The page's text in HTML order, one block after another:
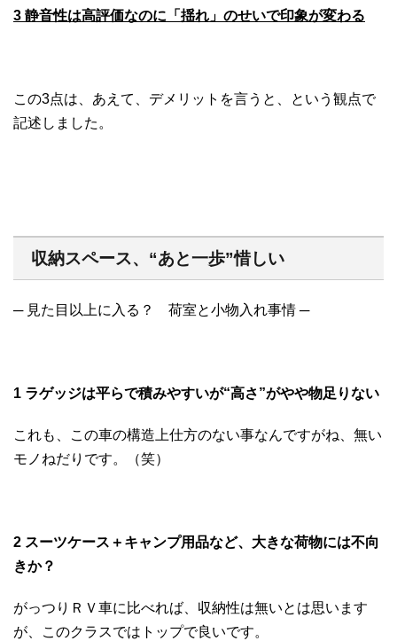
3 静音性は高評価なのに「揺れ」のせいで印象が変わる
この3点は、あえて、デメリットを言うと、という観点で
記述しました。
収納スペース、“あと一歩”惜しい
─ 見た目以上に入る？ 荷室と小物入れ事情 ─
1 ラゲッジは平らで積みやすいが“高さ”がやや物足りない
これも、この車の構造上仕方のない事なんですがね、無い
モノねだりです。（笑）
2 スーツケース＋キャンプ用品など、大きな荷物には不向
きか？
がっつりＲＶ車に比べれば、収納性は無いとは思います
が、このクラスではトップで良いです。